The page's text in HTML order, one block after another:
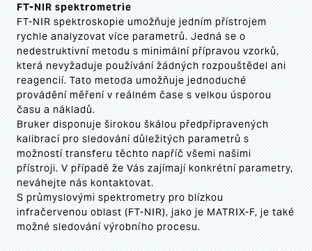
FT-NIR spektrometrie
FT-NIR spektroskopie umožňuje jedním přístrojem
rychle analyzovat více parametrů. Jedná se o
nedestruktivní metodu s minimální přípravou vzorků,
která nevyžaduje používání žádných rozpouštědel ani
reagencií. Tato metoda umožňuje jednoduché
provádění měření v reálném čase s velkou úsporou
času a nákladů.
Bruker disponuje širokou škálou předpřipravených
kalibrací pro sledování důležitých parametrů s
možností transferu těchto napříč všemi našimi
přístroji. V případě že Vás zajímají konkrétní parametry,
neváhejte nás kontaktovat.
S průmyslovými spektrometry pro blízkou
infračervenou oblast (FT-NIR), jako je MATRIX-F, je také
možné sledování výrobního procesu.